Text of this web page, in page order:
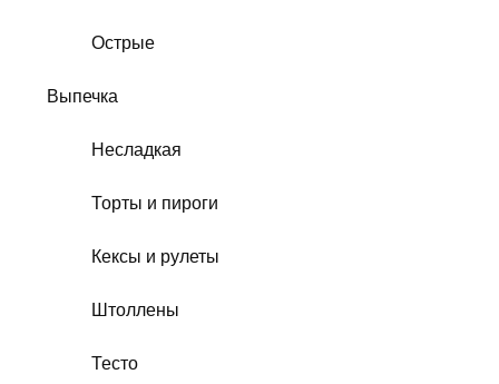
Острые
Выпечка
Несладкая
Торты и пироги
Кексы и рулеты
Штоллены
Тесто